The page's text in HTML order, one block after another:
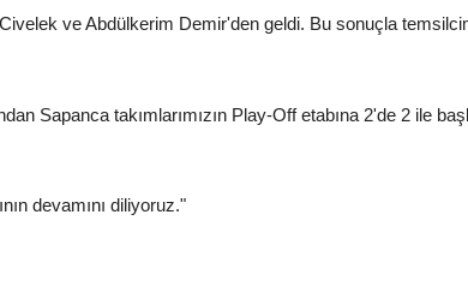
ve Abdülkerim Demir'den geldi. Bu sonuçla
Sapanca takımlarımızın Play-Off etabına 2'de 2 ile
devamını diliyoruz."